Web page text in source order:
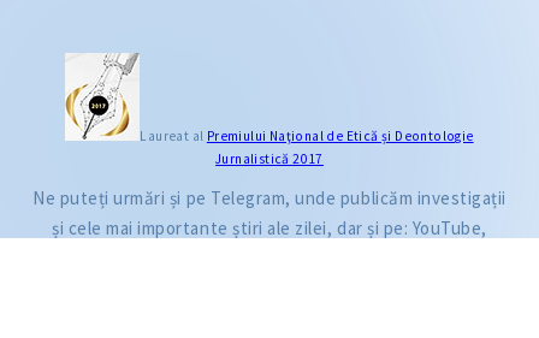
Luna publicării
Laureat al Premiului Naţional de Etică și Deontologie
Jurnalistică 2017
Ne puteți urmări și pe Telegram, unde publicăm investigații
și cele mai importante știri ale zilei, dar și pe: YouTube,
CITEȘTE